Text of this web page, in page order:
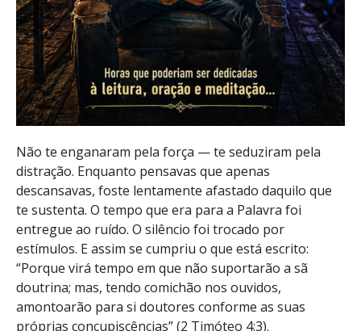
Não te enganaram pela força — te seduziram pela
distração. Enquanto pensavas que apenas
descansavas, foste lentamente afastado daquilo que
te sustenta. O tempo que era para a Palavra foi
entregue ao ruído. O silêncio foi trocado por
estímulos. E assim se cumpriu o que está escrito:
“Porque virá tempo em que não suportarão a sã
doutrina; mas, tendo comichão nos ouvidos,
amontoarão para si doutores conforme as suas
próprias concupiscências” (2 Timóteo 4:3).